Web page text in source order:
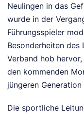
Neulingen in das
wurde in der
Führungsspieler
Besonderheiten
Verband hob
den kommenden
jüngeren
Die sportliche